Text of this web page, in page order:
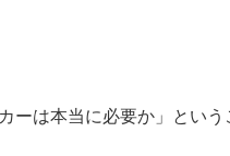
は本当に必要か」という